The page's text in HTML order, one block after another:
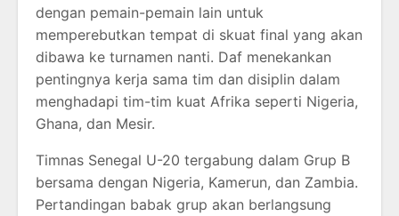
dengan pemain-pemain lain untuk
memperebutkan tempat di skuat final yang akan
dibawa ke turnamen nanti. Daf menekankan
pentingnya kerja sama tim dan disiplin dalam
menghadapi tim-tim kuat Afrika seperti Nigeria,
Ghana, dan Mesir.
Timnas Senegal U-20 tergabung dalam Grup B
bersama dengan Nigeria, Kamerun, dan Zambia.
Pertandingan babak grup akan berlangsung